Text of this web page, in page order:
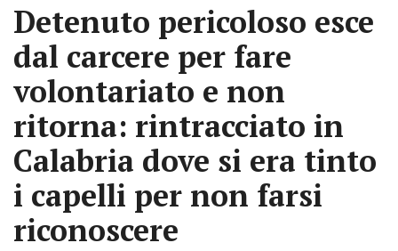
Detenuto pericoloso esce
dal carcere per fare
volontariato e non
ritorna: rintracciato in
Calabria dove si era tinto
i capelli per non farsi
riconoscere